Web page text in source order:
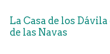
La Casa de los
de las Navas